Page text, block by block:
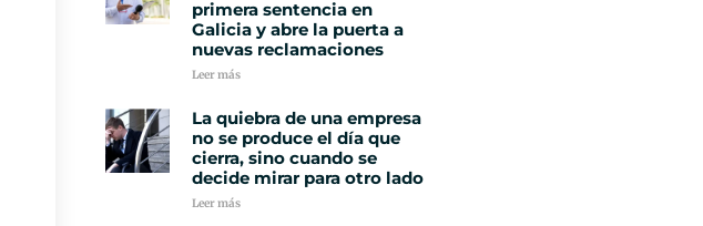
primera sentencia en
Galicia y abre la puerta a
nuevas reclamaciones
Leer más
La quiebra de una empresa
no se produce el día que
cierra, sino cuando se
decide mirar para otro lado
Leer más